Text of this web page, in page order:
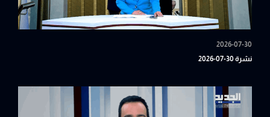
2026-07-30
نشرة 30-07-2026